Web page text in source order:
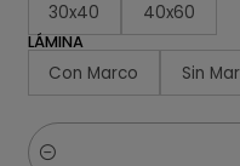
30x40 40x60
LÁMINA
Con Marco Sin